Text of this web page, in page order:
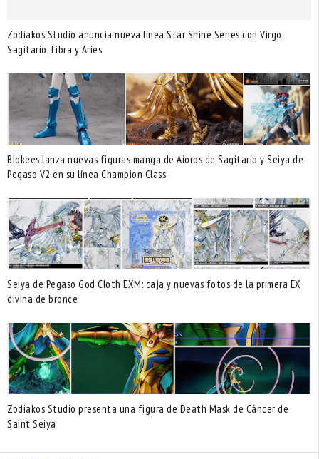
Zodiakos Studio anuncia nueva línea Star Shine Series con Virgo,
Sagitario, Libra y Aries
Blokees lanza nuevas figuras manga de Aioros de Sagitario y Seiya de
Pegaso V2 en su línea Champion Class
Seiya de Pegaso God Cloth EXM: caja y nuevas fotos de la primera EX
divina de bronce
Zodiakos Studio presenta una figura de Death Mask de Cáncer de
Saint Seiya